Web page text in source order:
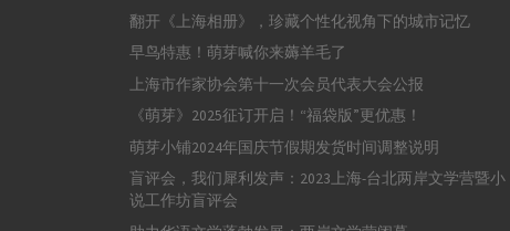
翻开《上海相册》，珍藏个性化视角下的城市记忆
早鸟特惠！萌芽喊你来薅羊毛了
上海市作家协会第十一次会员代表大会公报
《萌芽》2025征订开启！“福袋版”更优惠！
萌芽小铺2024年国庆节假期发货时间调整说明
盲评会，我们犀利发声：2023上海-台北两岸文学营暨小
说工作坊盲评会